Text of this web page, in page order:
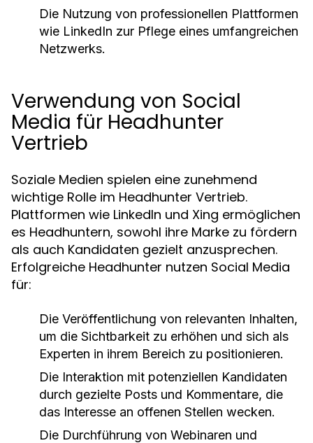
Die Nutzung von professionellen Plattformen
wie LinkedIn zur Pflege eines umfangreichen
Netzwerks.
Verwendung von Social
Media für Headhunter
Vertrieb
Soziale Medien spielen eine zunehmend
wichtige Rolle im Headhunter Vertrieb.
Plattformen wie LinkedIn und Xing ermöglichen
es Headhuntern, sowohl ihre Marke zu fördern
als auch Kandidaten gezielt anzusprechen.
Erfolgreiche Headhunter nutzen Social Media
für:
Die Veröffentlichung von relevanten Inhalten,
um die Sichtbarkeit zu erhöhen und sich als
Experten in ihrem Bereich zu positionieren.
Die Interaktion mit potenziellen Kandidaten
durch gezielte Posts und Kommentare, die
das Interesse an offenen Stellen wecken.
Die Durchführung von Webinaren und